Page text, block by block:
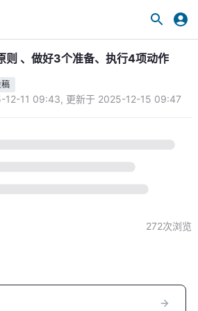
则 、做好3个准备、执行4项动作
稿
12-11 09:43, 更新于 2025-12-15 09:47
272次浏览